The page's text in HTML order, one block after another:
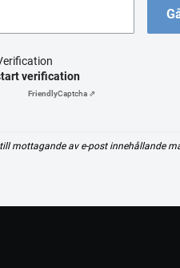
verification
FriendlyCaptcha ⇗
mottagande av e-post innehållande